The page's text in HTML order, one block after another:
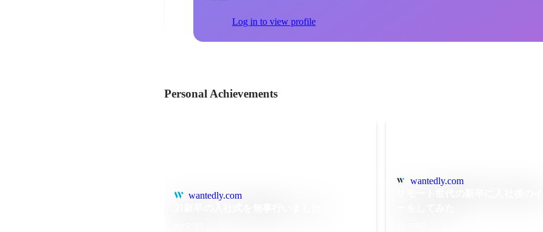
Log in to view profile
Personal Achievements
wantedly.com
wantedly.com